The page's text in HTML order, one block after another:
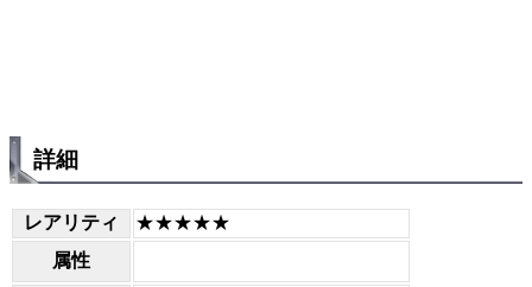
詳細
レアリティ
★★★★★
属性